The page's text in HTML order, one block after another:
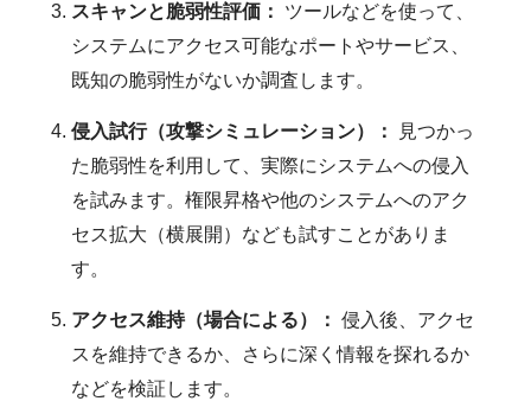
スキャンと脆弱性評価：
ツールなどを使って、
システムにアクセス可能なポートやサービス、
既知の脆弱性がないか調査します。
侵入試行（攻撃シミュレーション）：
見つかっ
た脆弱性を利用して、実際にシステムへの侵入
を試みます。権限昇格や他のシステムへのアク
セス拡大（横展開）なども試すことがありま
す。
アクセス維持（場合による）： 侵入後、アクセ
スを維持できるか、さらに深く情報を探れるか
などを検証します。